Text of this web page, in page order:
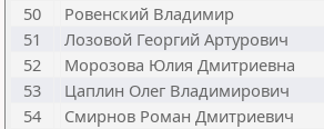
50
Ровенский Владимир
51
Лозовой Георгий Артурович
52
Морозова Юлия Дмитриевна
53
Цаплин Олег Владимирович
54
Смирнов Роман Дмитриевич